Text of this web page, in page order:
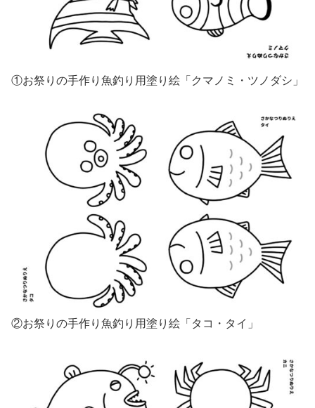
①お祭りの手作り魚釣り用塗り絵「クマノミ・ツノダシ」
②お祭りの手作り魚釣り用塗り絵「タコ・タイ」